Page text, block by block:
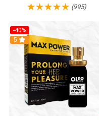
(995)
-40%
5